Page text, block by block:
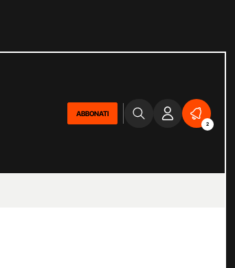
ABBONATI
2